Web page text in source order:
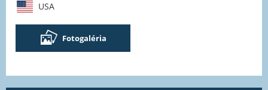
USA
Fotogaléria